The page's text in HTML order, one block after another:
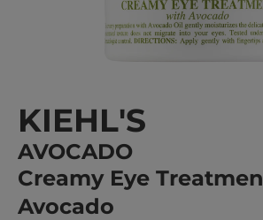
KIEHL'S
AVOCADO
Creamy Eye
Avocado